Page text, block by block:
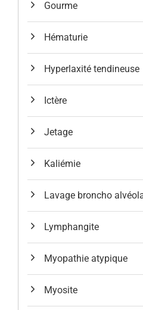
Gourme
Hématurie
Hyperlaxité tendineuse
Ictère
Jetage
Kaliémie
Lavage broncho
Lymphangite
Myopathie atypique
Myosite